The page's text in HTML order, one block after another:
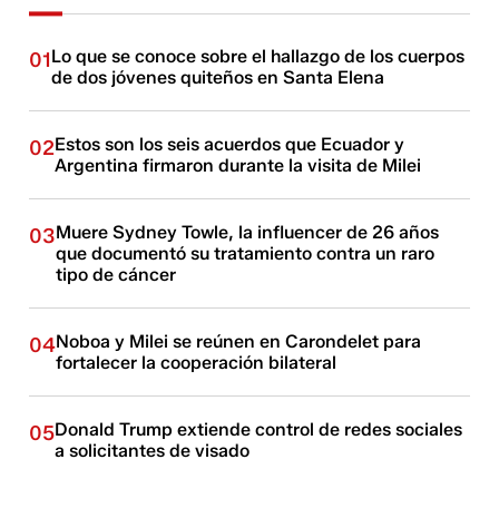
01Lo que se conoce sobre el hallazgo de los cuerpos
de dos jóvenes quiteños en Santa Elena
02Estos son los seis acuerdos que Ecuador y
Argentina firmaron durante la visita de Milei
03Muere Sydney Towle, la influencer de 26 años
que documentó su tratamiento contra un raro
tipo de cáncer
04Noboa y Milei se reúnen en Carondelet para
fortalecer la cooperación bilateral
05Donald Trump extiende control de redes sociales
a solicitantes de visado